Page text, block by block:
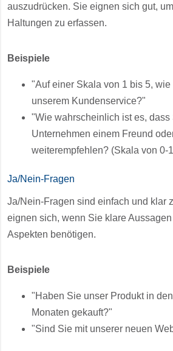
auszudrücken. Sie eignen sich gut,
Haltungen zu erfassen.
Beispiele
"Auf einer Skala von 1 bis 5,
unserem Kundenservice?"
"Wie wahrscheinlich ist es, dass
Unternehmen einem Freund
weiterempfehlen? (Skala von 0-
Ja/Nein-Fragen
Ja/Nein-Fragen sind einfach und klar
eignen sich, wenn Sie klare
Aspekten benötigen.
Beispiele
"Haben Sie unser Produkt in
Monaten gekauft?"
"Sind Sie mit unserer neuen